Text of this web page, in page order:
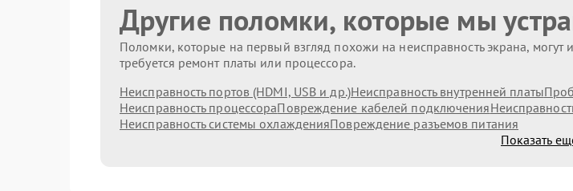
Другие поломки, которые мы
Поломки, которые на первый взгляд похожи на неисправность экрана,
требуется ремонт платы или процессора.
Неисправность портов (HDMI, USB и др.)Неисправность внутренней платы
Неисправность процессораПовреждение кабелей подключения
Неисправность системы охлажденияПовреждение разъемов питания
Показать